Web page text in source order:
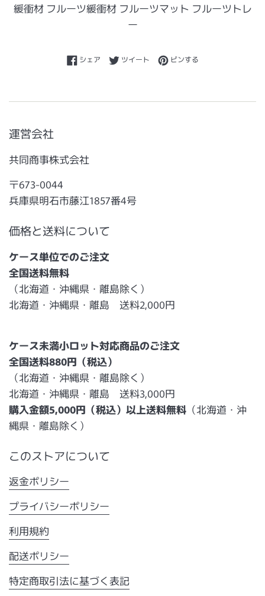
緩衝材 フルーツ緩衝材 フルーツマット フルーツトレ
ー
シェアFacebookでシェアする
ツイートTwitterに投稿する
ピンするPinterestでピンする
運営会社
共同商事株式会社
〒673-0044
兵庫県明石市藤江1857番4号
価格と送料について
ケース単位でのご注文
全国送料無料
（北海道・沖縄県・離島除く）
北海道・沖縄県・離島 送料2,000円
ケース未満小ロット対応商品のご注文
全国送料880円（税込）
（北海道・沖縄県・離島除く）
北海道・沖縄県・離島 送料3,000円
購入金額5,000円（税込）以上送料無料 （北海道・沖
縄県・離島除く）
このストアについて
返金ポリシー
プライバシーポリシー
利用規約
配送ポリシー
特定商取引法に基づく表記